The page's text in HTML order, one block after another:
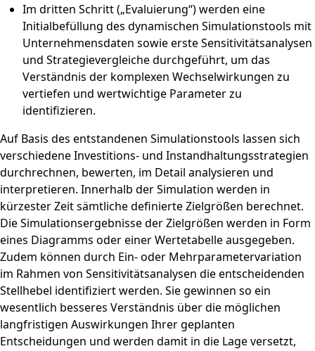
Im dritten Schritt („Evaluierung“) werden eine
Initialbefüllung des dynamischen Simulationstools mit
Unternehmensdaten sowie erste Sensitivitätsanalysen
und Strategievergleiche durchgeführt, um das
Verständnis der komplexen Wechselwirkungen zu
vertiefen und wertwichtige Parameter zu
identifizieren.
Auf Basis des entstandenen Simulationstools lassen sich
verschiedene Investitions- und Instandhaltungsstrategien
durchrechnen, bewerten, im Detail analysieren und
interpretieren. Innerhalb der Simulation werden in
kürzester Zeit sämtliche definierte Zielgrößen berechnet.
Die Simulationsergebnisse der Zielgrößen werden in Form
eines Diagramms oder einer Wertetabelle ausgegeben.
Zudem können durch Ein- oder Mehrparametervariation
im Rahmen von Sensitivitätsanalysen die entscheidenden
Stellhebel identifiziert werden. Sie gewinnen so ein
wesentlich besseres Verständnis über die möglichen
langfristigen Auswirkungen Ihrer geplanten
Entscheidungen und werden damit in die Lage versetzt,